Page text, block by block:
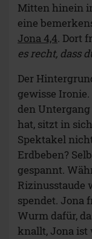
Mitten hinein
eine
Jona 4,4. Dort
es recht, dass
Der
gewisse
den
hat, sitzt in
Spektakel
Erdbeben?
gespannt.
Rizinusstaude
spendet. Jona
Wurm dafür,
knallt, Jona ist